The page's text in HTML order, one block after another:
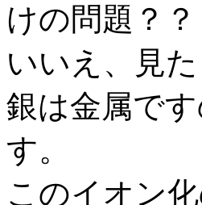
けの問題？？
いいえ、見
銀は金属で
す。
このイオン